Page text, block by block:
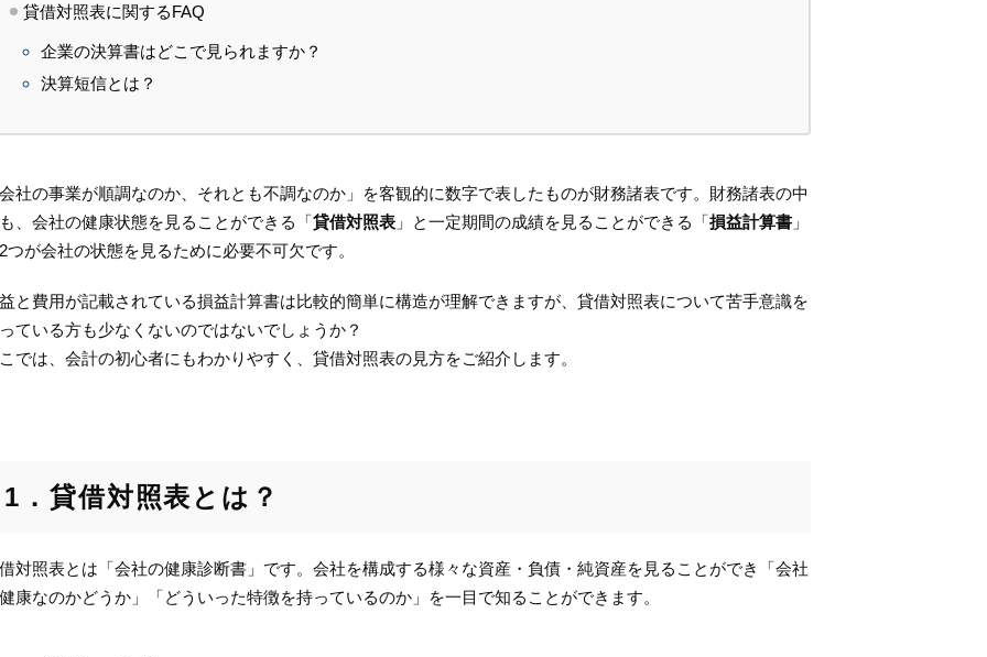
貸借対照表に関するFAQ
企業の決算書はどこで見られますか？
決算短信とは？
社の事業が順調なのか、それとも不調なのか」を客観的に数字で表したものが財務諸表です。財務諸表の中
、会社の健康状態を見ることができる「貸借対照表 」と一定期間の成績を見ることができる「損益計算書 」
つが会社の状態を見るために必要不可欠です。
と費用が記載されている損益計算書は比較的簡単に構造が理解できますが、貸借対照表について苦手意識を
ている方も少なくないのではないでしょうか？
では、会計の初心者にもわかりやすく、貸借対照表の見方をご紹介します。
1．貸借対照表とは？
対照表とは「会社の健康診断書」です。会社を構成する様々な資産・負債・純資産を見ることができ「会社
康なのかどうか」「どういった特徴を持っているのか」を一目で知ることができます。